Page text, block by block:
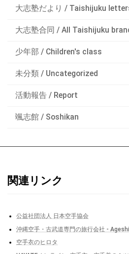
大志塾だより / Taishijuku
大志塾合同 / All Taishijuku
少年部 / Children's class
未分類 / Uncategorized
活動報告 / Report
颯志館 / Soshikan
関連リンク
公益社団法人 日本空手協会
沖縄空手・古武道専門の旅行会社 -
空手衣のヒロタ